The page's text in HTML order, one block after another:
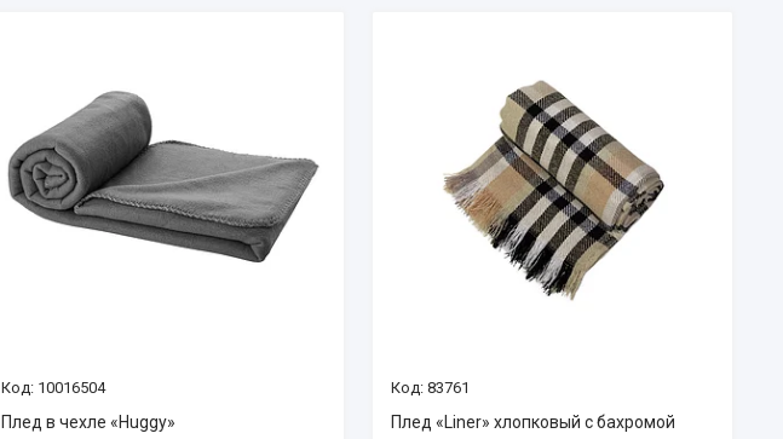
10016504
Плед в чехле «Huggy»
83761
Плед «Liner» хлопковый с бахромой